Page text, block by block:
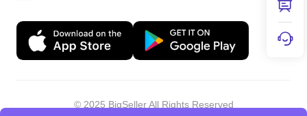
© 2025 BigSeller All Rights Reserved